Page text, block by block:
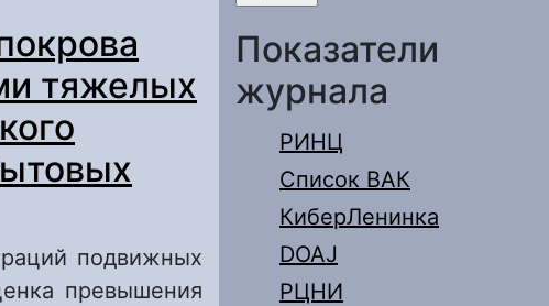
бытовых
тяжелых
подвижных
превышения
Показатели
журнала
РИНЦ
Список ВАК
КиберЛенинка
DOAJ
РЦНИ